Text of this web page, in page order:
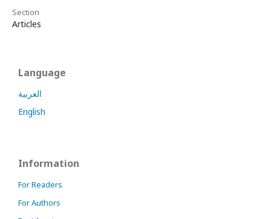
Section
Articles
Language
العربية
English
Information
For Readers
For Authors